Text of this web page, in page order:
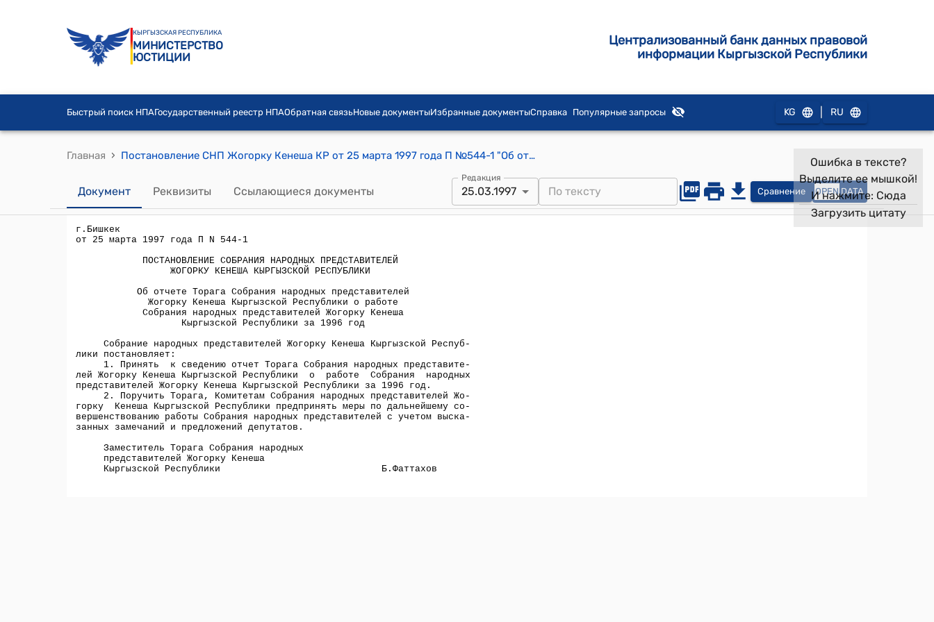
КЫРГЫЗСКАЯ РЕСПУБЛИКА
МИНИСТЕРСТВО
ЮСТИЦИИ
Централизованный банк данных правовой
информации Кыргызской Республики
Быстрый поиск НПАГосударственный реестр НПАОбратная связьНовые документыИзбранные документыСправка Популярные запросы KG RU
Главная › Постановление СНП Жогорку Кенеша КР от 25 марта 1997 года П №544-1 "Об отчете Торага Собрания народных представителей Жогорку Кенеша Кыргызской Республики о работе Собрания народных представителей Жогорку Кенеша Кыргызской Республики за 1996 год"
Документ Реквизиты Ссылающиеся документы
Редакция
25.03.1997 Сравнение OPEN DATA
Ошибка в тексте?
Выделите ее мышкой!
И нажмите: Сюда
Загрузить цитату